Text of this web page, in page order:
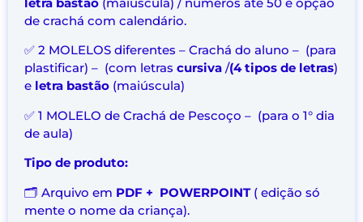
de crachá com calendário.
✅ 2 MOLELOS diferentes – Crachá do aluno – (para
plastificar) – (com letras cursiva /(4 tipos de letras)
e letra bastão (maiúscula)
✅ 1 MOLELO de Crachá de Pescoço – (para o 1° dia
de aula)
Tipo de produto:
🗂️ Arquivo em PDF + POWERPOINT( edição só
mente o nome da criança).